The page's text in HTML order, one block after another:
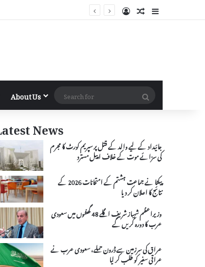
Log InRandom Article
Sidebar
About Us
Search
for
News
جائیداد کے لیے والد کے قتل پر سپریم کورٹ کا مجرم
کی سزائے موت کے خلاف اپیل مسترد
پیکٹا نے جماعت ہشتم کے امتحانات 2026 کے
نتائج کا اعلان کر دیا
وزیراعظم شہباز شریف اگلے 48 گھنٹوں میں سعودی
عرب کا دورہ کریں گے
عراق کی سرزمین سے ڈرون حملے، سعودی عرب نے
عراقی سفیر کو طلب کر لیا